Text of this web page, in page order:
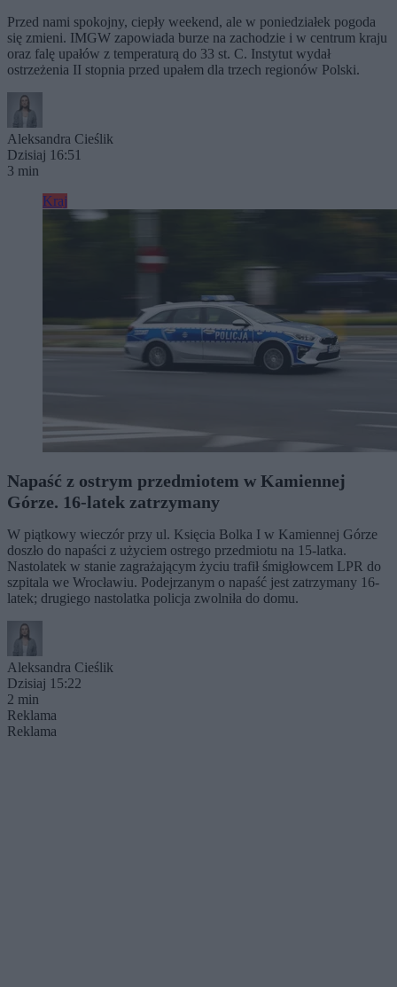
Przed nami spokojny, ciepły weekend, ale w poniedziałek pogoda
się zmieni. IMGW zapowiada burze na zachodzie i w centrum kraju
oraz falę upałów z temperaturą do 33 st. C. Instytut wydał
ostrzeżenia II stopnia przed upałem dla trzech regionów Polski.
Aleksandra Cieślik
Dzisiaj 16:51
3 min
Kraj
Napaść z ostrym przedmiotem w Kamiennej
Górze. 16-latek zatrzymany
W piątkowy wieczór przy ul. Księcia Bolka I w Kamiennej Górze
doszło do napaści z użyciem ostrego przedmiotu na 15-latka.
Nastolatek w stanie zagrażającym życiu trafił śmigłowcem LPR do
szpitala we Wrocławiu. Podejrzanym o napaść jest zatrzymany 16-
latek; drugiego nastolatka policja zwolniła do domu.
Aleksandra Cieślik
Dzisiaj 15:22
2 min
Reklama
Reklama